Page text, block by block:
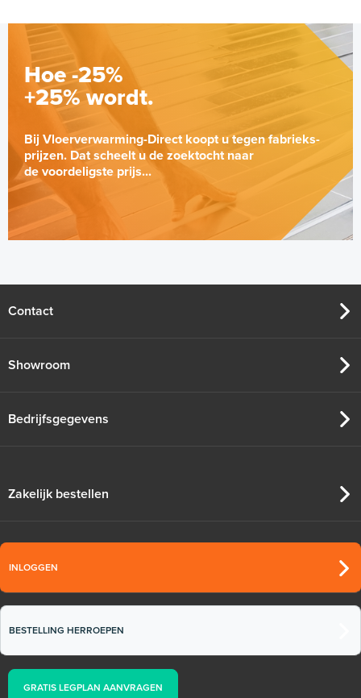
Hoe -25%
+25% wordt.
Bij Vloerverwarming-Direct koopt u tegen fabrieks-
prijzen. Dat scheelt u de zoektocht naar
de voordeligste prijs...
Contact
Showroom
Bedrijfsgegevens
Zakelijk bestellen
INLOGGEN
BESTELLING HERROEPEN
GRATIS LEGPLAN AANVRAGEN